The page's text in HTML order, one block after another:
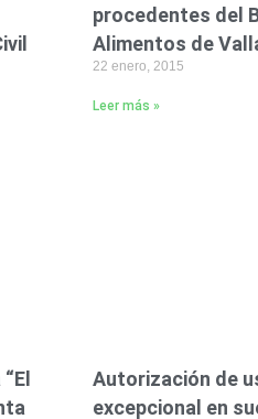
procedentes del
Alimentos de
22 enero, 2015
Leer más »
Autorización de
excepcional en